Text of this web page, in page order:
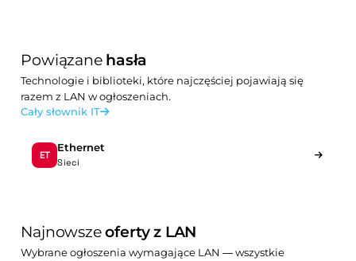
Powiązane hasła
Technologie i biblioteki, które najczęściej pojawiają się
razem z LAN w ogłoszeniach.
Cały słownik IT
ET
Ethernet
Sieci
Najnowszeoferty z LAN
Wybrane ogłoszenia wymagające LAN — wszystkie